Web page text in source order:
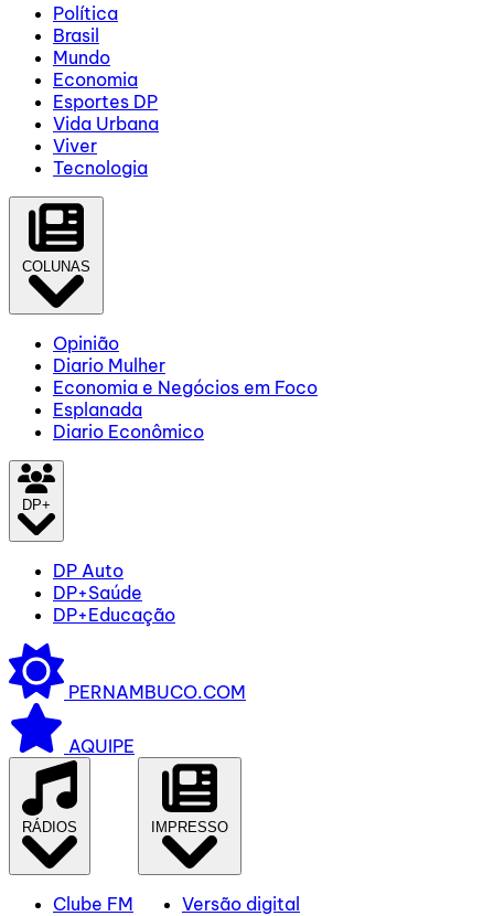
Política
Brasil
Mundo
Economia
Esportes DP
Vida Urbana
Viver
Tecnologia
COLUNAS
Opinião
Diario Mulher
Economia e Negócios em Foco
Esplanada
Diario Econômico
DP+
DP Auto
DP+Saúde
DP+Educação
PERNAMBUCO.COM
AQUIPE
RÁDIOS
Clube FM
IMPRESSO
Versão digital